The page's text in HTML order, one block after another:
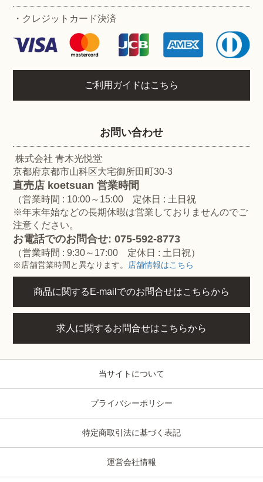
・クレジットカード決済
ご利用ガイドはこちら
お問い合わせ
株式会社 青木光悦堂
京都府京都市山科区大宅御所田町30-3
直売店 koetsuan 営業時間
（営業時間 : 10:00～15:00 定休日 : 土日祝
※年末年始などの長期休暇は営業しておりませんのでご
注意ください。
お電話でのお問合せ: 075-592-8773
（営業時間 : 9:30～17:00 定休日 : 土日祝）
※店舗営業時間と異なります。 店舗情報はこちら
商品に関するE-mailでのお問合せはこちらから
求人に関するお問合せはこちらから
当サイトについて
プライバシーポリシー
特定商取引法に基づく表記
運営会社情報